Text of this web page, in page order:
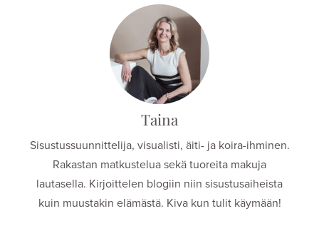
Taina
Sisustussuunnittelija, visualisti, äiti- ja koira-ihminen.
Rakastan matkustelua sekä tuoreita makuja
lautasella. Kirjoittelen blogiin niin sisustusaiheista
kuin muustakin elämästä. Kiva kun tulit käymään!